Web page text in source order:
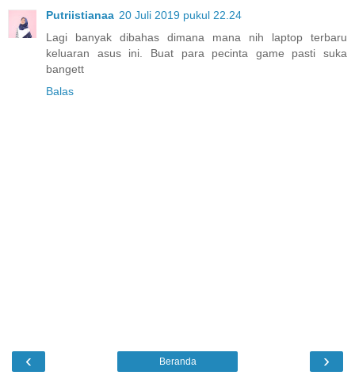
Putriistianaa 20 Juli 2019 pukul 22.24
Lagi banyak dibahas dimana mana nih laptop terbaru
keluaran asus ini. Buat para pecinta game pasti suka
bangett
Balas
‹ ›
Beranda